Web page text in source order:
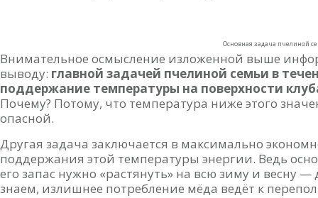
Основная задача пчелиной
Внимательное осмысление изложенной выше
выводу: главной задачей пчелиной семьи в
поддержание температуры на поверхности
Почему? Потому, что температура ниже этого
опасной.
Другая задача заключается в максимально
поддержания этой температуры энергии. Ведь
его запас нужно «растянуть» на всю зиму и весну
знаем, излишнее потребление мёда ведёт к